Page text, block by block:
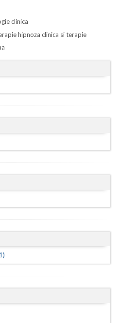
clinica
hipnoza clinica si terapie